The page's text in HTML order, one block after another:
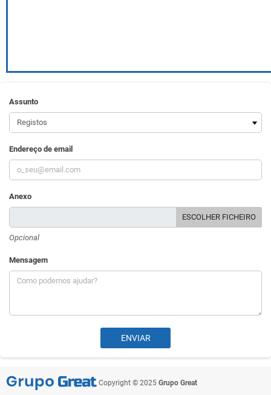
Assunto
Endereço de email
Anexo
ESCOLHER FICHEIRO
Opcional
Mensagem
Copyright © 2025 Grupo Great